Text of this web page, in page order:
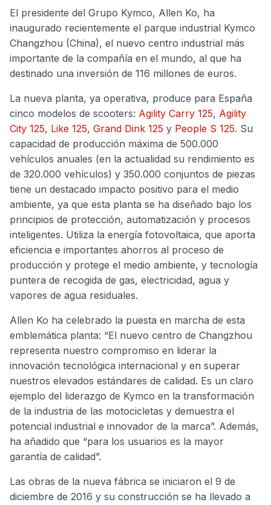
El presidente del Grupo Kymco, Allen Ko, ha
inaugurado recientemente el parque industrial Kymco
Changzhou (China), el nuevo centro industrial más
importante de la compañía en el mundo, al que ha
destinado una inversión de 116 millones de euros.
La nueva planta, ya operativa, produce para España
cinco modelos de scooters: Agility Carry 125, Agility
City 125, Like 125, Grand Dink 125 y People S 125. Su
capacidad de producción máxima de 500.000
vehículos anuales (en la actualidad su rendimiento es
de 320.000 vehículos) y 350.000 conjuntos de piezas
tiene un destacado impacto positivo para el medio
ambiente, ya que esta planta se ha diseñado bajo los
principios de protección, automatización y procesos
inteligentes. Utiliza la energía fotovoltaica, que aporta
eficiencia e importantes ahorros al proceso de
producción y protege el medio ambiente, y tecnología
puntera de recogida de gas, electricidad, agua y
vapores de agua residuales.
Allen Ko ha celebrado la puesta en marcha de esta
emblemática planta: “El nuevo centro de Changzhou
representa nuestro compromiso en liderar la
innovación tecnológica internacional y en superar
nuestros elevados estándares de calidad. Es un claro
ejemplo del liderazgo de Kymco en la transformación
de la industria de las motocicletas y demuestra el
potencial industrial e innovador de la marca”. Además,
ha añadido que “para los usuarios es la mayor
garantía de calidad”.
Las obras de la nueva fábrica se iniciaron el 9 de
diciembre de 2016 y su construcción se ha llevado a